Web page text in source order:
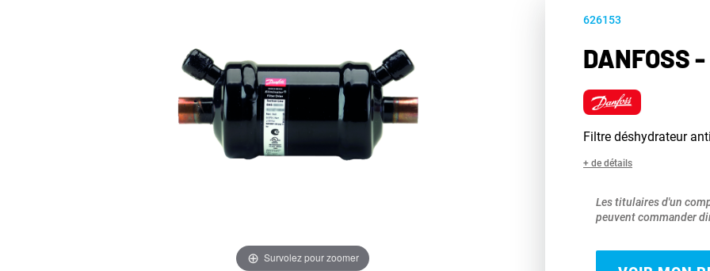
Survolez pour zoomer
626153
DANFOSS
Filtre déshydrateur
+ de détails
Les titulaires d'un
peuvent commander